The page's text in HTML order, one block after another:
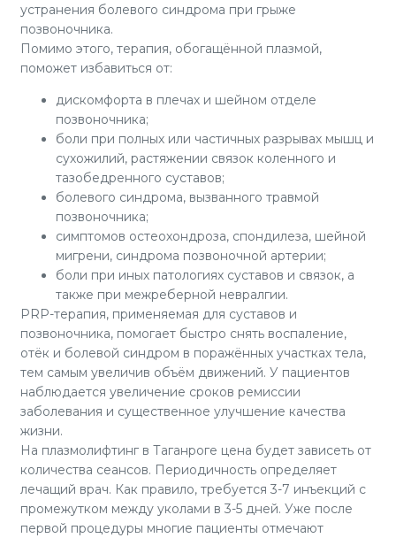
устранения болевого синдрома при грыже
позвоночника.
Помимо этого, терапия, обогащённой плазмой,
поможет избавиться от:
дискомфорта в плечах и шейном отделе
позвоночника;
боли при полных или частичных разрывах мышц и
сухожилий, растяжении связок коленного и
тазобедренного суставов;
болевого синдрома, вызванного травмой
позвоночника;
симптомов остеохондроза, спондилеза, шейной
мигрени, синдрома позвоночной артерии;
боли при иных патологиях суставов и связок, а
также при межреберной невралгии.
PRP-терапия, применяемая для суставов и
позвоночника, помогает быстро снять воспаление,
отёк и болевой синдром в поражённых участках тела,
тем самым увеличив объём движений. У пациентов
наблюдается увеличение сроков ремиссии
заболевания и существенное улучшение качества
жизни.
На плазмолифтинг в Таганроге цена будет зависеть от
количества сеансов. Периодичность определяет
лечащий врач. Как правило, требуется 3-7 инъекций с
промежутком между уколами в 3-5 дней. Уже после
первой процедуры многие пациенты отмечают